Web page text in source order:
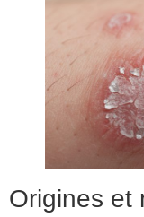
Origines et